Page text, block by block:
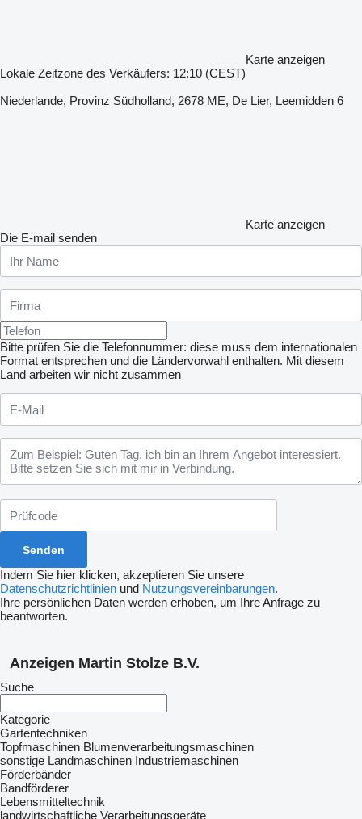
Karte anzeigen
Lokale Zeitzone des Verkäufers: 12:10 (CEST)
Niederlande, Provinz Südholland, 2678 ME, De Lier, Leemidden 6
Karte anzeigen
Die E-mail senden
Bitte prüfen Sie die Telefonnummer: diese muss dem internationalen
Format entsprechen und die Ländervorwahl enthalten. Mit diesem
Land arbeiten wir nicht zusammen
Indem Sie hier klicken, akzeptieren Sie unsere
Datenschutzrichtlinien und Nutzungsvereinbarungen.
Ihre persönlichen Daten werden erhoben, um Ihre Anfrage zu
beantworten.
Anzeigen Martin Stolze B.V.
Suche
Kategorie
Gartentechniken
Topfmaschinen Blumenverarbeitungsmaschinen
sonstige Landmaschinen Industriemaschinen
Förderbänder
Bandförderer
Lebensmitteltechnik
landwirtschaftliche Verarbeitungsgeräte